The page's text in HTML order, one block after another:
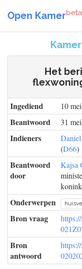
Open Kamerbeta
Het
Ingediend 10
Beantwoord 31
Indieners
(D66)
Beantwoord
door
Kajsa
Onderwerpen
Bron vraag
Bron
antwoord